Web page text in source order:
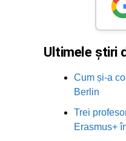
Ultimele știri
Cum și-a
Berlin
Trei
Erasmus+